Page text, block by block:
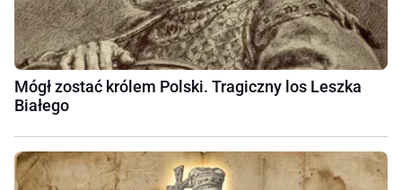
Mógł zostać królem Polski. Tragiczny los Leszka
Białego